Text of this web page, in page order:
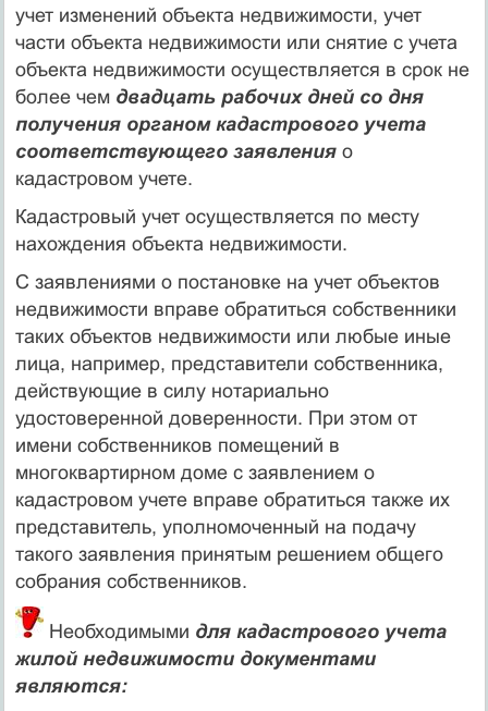
учет изменений объекта недвижимости, учет
части объекта недвижимости или снятие с учета
объекта недвижимости осуществляется в срок не
более чемдвадцать рабочих дней со дня
получения органом кадастрового учета
соответствующего заявленияо
кадастровом учете.
Кадастровый учет осуществляется по месту
нахождения объекта недвижимости.
С заявлениями о постановке на учет объектов
недвижимости вправе обратиться собственники
таких объектов недвижимости или любые иные
лица, например, представители собственника,
действующие в силу нотариально
удостоверенной доверенности. При этом от
имени собственников помещений в
многоквартирном доме с заявлением о
кадастровом учете вправе обратиться также их
представитель, уполномоченный на подачу
такого заявления принятым решением общего
собрания собственников.
Необходимыми для кадастрового учета
жилой недвижимости документами
являются: